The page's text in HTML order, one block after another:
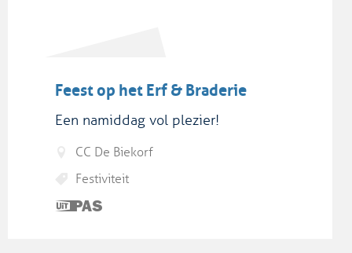
Feest op het Erf & Braderie
Een namiddag vol plezier!
CC De Biekorf
Festiviteit
Dit is